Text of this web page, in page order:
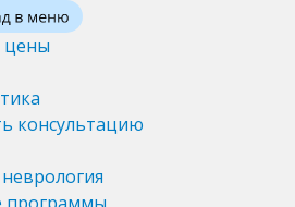
цены
консультацию